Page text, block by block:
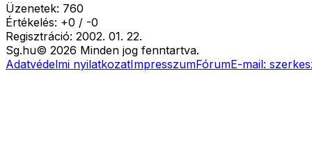
Üzenetek: 760
Értékelés: +0 / -0
Regisztráció: 2002. 01. 22.
Sg.hu© 2026 Minden jog fenntartva.
Adatvédelmi nyilatkozatImpresszumFórumE-mail: